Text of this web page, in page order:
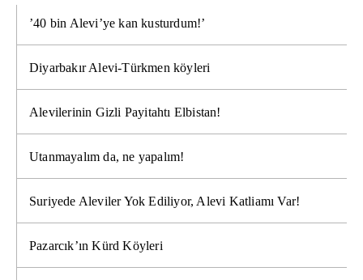
’40 bin Alevi’ye kan kusturdum!’
Diyarbakır Alevi-Türkmen köyleri
Alevilerinin Gizli Payitahtı Elbistan!
Utanmayalım da, ne yapalım!
Suriyede Aleviler Yok Ediliyor, Alevi Katliamı Var!
Pazarcık’ın Kürd Köyleri